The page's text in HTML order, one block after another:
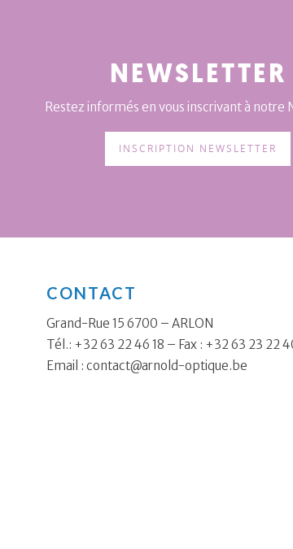
NEWSLETTER
Restez informés en vous inscrivant à notre
INSCRIPTION NEWSLETTER
CONTACT
Grand-Rue 15 6700 – ARLON
Tél.: +32 63 22 46 18 – Fax : +32 63 23 22
Email : contact@arnold-optique.be